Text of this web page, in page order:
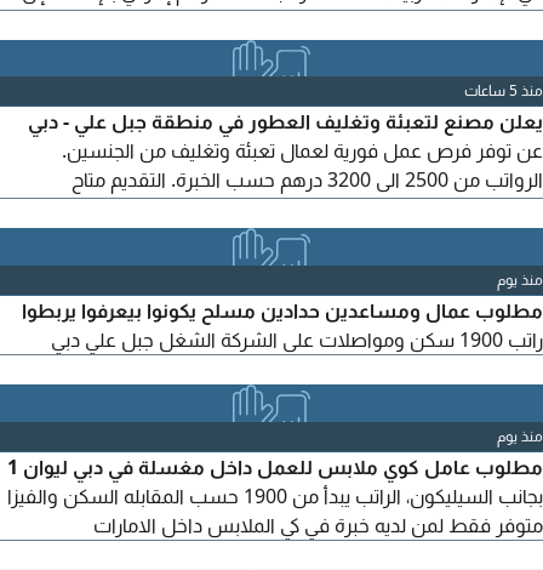
أجر إضافي (ساعتان إلى ثلاث ساعات إضافية) ليصل الراتب مع ساعات
العمل الإضافية إلى حوالي 1300 درهم إماراتي شهرياً، بالإضافة إلى
بدل مواصلات وسكن. سيتم اختبار المتقدمين لمدة 15 يوم عمل
مدفوعة الأجر.
منذ 5 ساعات
يعلن مصنع لتعبئة وتغليف العطور في منطقة جبل علي - دبي
عن توفر فرص عمل فورية لعمال تعبئة وتغليف من الجنسين.
الرواتب من 2500 الى 3200 درهم حسب الخبرة. التقديم متاح
منذ يوم
مطلوب عمال ومساعدين حدادين مسلح يكونوا بيعرفوا يربطوا
راتب 1900 سكن ومواصلات على الشركة الشغل جبل علي دبي
منذ يوم
مطلوب عامل كوي ملابس للعمل داخل مغسلة في دبي ليوان 1
بجانب السيليكون، الراتب يبدأ من 1900 حسب المقابله السكن والفيزا
متوفر فقط لمن لديه خبرة في كي الملابس داخل الامارات